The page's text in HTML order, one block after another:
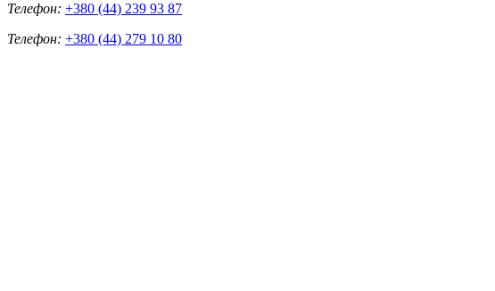
Телефон: +380 (44) 239 93 87
Телефон: +380 (44) 279 10 80